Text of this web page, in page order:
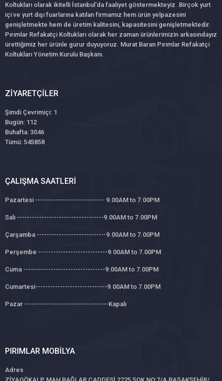
Koltukları olarak ikitelli İstanbul'da faaliyet göstermekteyiz .Birçok yurt
içi ve yurt dışı fuarlarına katılan firmamız hem ürün yelpazesini
genişletmekte hem de üretim kalitesini, kapasitesini genişletmektedir.
Pırımlar Refakatçi Koltukları olarak her zaman ürünlerimizin arkasındayız
ürettiğimiz her ürünle gurur duyuyoruz. Murat Baran Pırımlar Refakatçi
Koltukları Yönetim Kurulu Başkanı.
ZIYARETÇILER
Şimdi Çevrimiçi: 1
Bugün: 112
Buhafta: 3046
Tümü: 545858
ÇALIŞMA SAATLERI
Pazartesi ---------------------------- 9.00AM to 7.00PM
Salı -----------------------------------9.00AM to 7.00PM
Çarşamba ----------------------------9.00AM to 7.00PM
Perşembe ----------------------------9.00AM to 7.00PM
Cuma ---------------------------------9.00AM to 7.00PM
Cumartesi-----------------------------9.00AM to 7.00PM
Pazar ----------------------------------Kapalı
PIRIMLAR MOBILYA
Adres